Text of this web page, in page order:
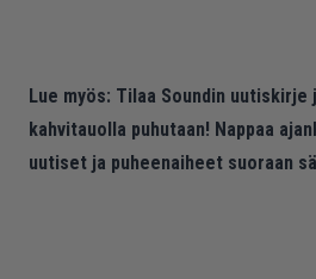
Lue myös: Tilaa Soundin uutiskirje
kahvitauolla puhutaan! Nappaa
uutiset ja puheenaiheet suoraan